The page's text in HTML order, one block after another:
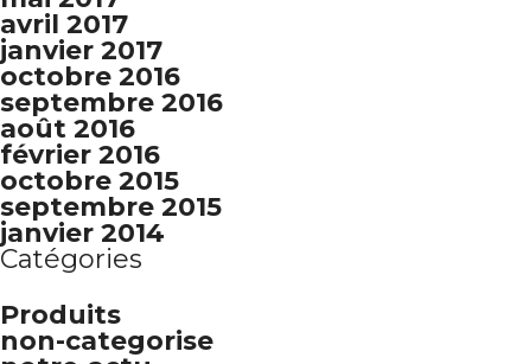
avril 2017
janvier 2017
octobre 2016
septembre 2016
août 2016
février 2016
octobre 2015
septembre 2015
janvier 2014
Catégories
Produits
non-categorise